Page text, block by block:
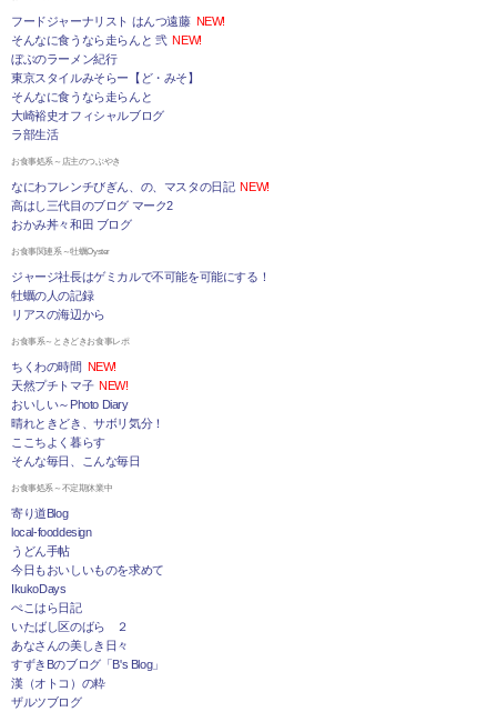
フードジャーナリスト はんつ遠藤 NEW!
そんなに食うなら走らんと 弐 NEW!
ぼぶのラーメン紀行
東京スタイルみそらー【ど・みそ】
そんなに食うなら走らんと
大崎裕史オフィシャルブログ
ラ部生活
お食事処系～店主のつぶやき
なにわフレンチびぎん、の、マスタの日記 NEW!
高はし三代目のブログ マーク2
おかみ丼々和田 ブログ
お食事関連系～牡蠣Oyster
ジャージ社長はゲミカルで不可能を可能にする！
牡蠣の人の記録
リアスの海辺から
お食事系～ときどきお食事レポ
ちくわの時間 NEW!
天然プチトマ子 NEW!
おいしい～Photo Diary
晴れときどき、サボリ気分！
ここちよく暮らす
そんな毎日、こんな毎日
お食事処系～不定期休業中
寄り道Blog
local-fooddesign
うどん手帖
今日もおいしいものを求めて
IkukoDays
ぺこはら日記
いたばし区のばら ２
あなさんの美しき日々
すずきBのブログ「B's Blog」
漢（オトコ）の粋
ザルツブログ